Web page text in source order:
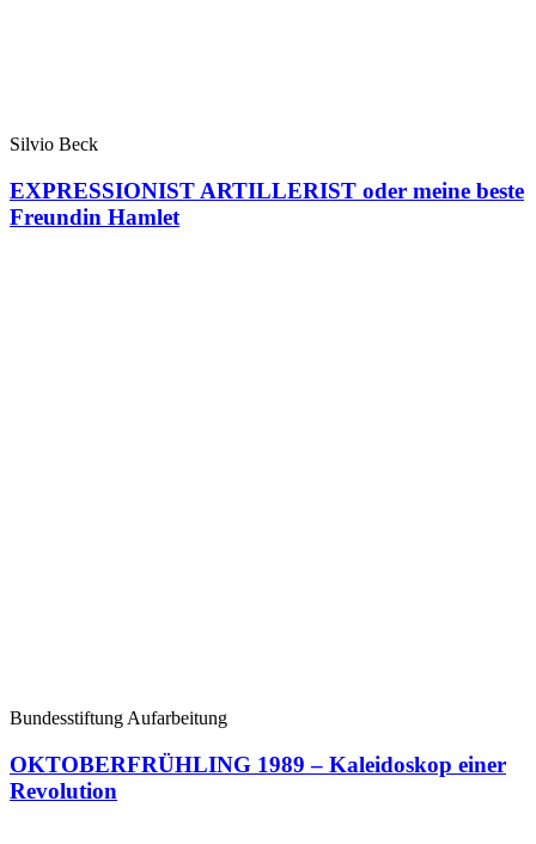
Silvio Beck
EXPRESSIONIST ARTILLERIST oder meine beste
Freundin Hamlet
Bundesstiftung Aufarbeitung
OKTOBERFRÜHLING 1989 – Kaleidoskop einer
Revolution